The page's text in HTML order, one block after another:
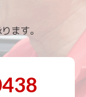
ます。